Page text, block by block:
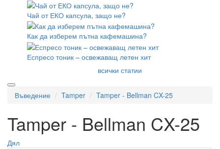
Чай от ЕКО капсула, защо не?
Как да изберем пътна кафемашина?
Еспресо тоник – освежаващ летен хит
всички статии
Въведение Tamper Tamper - Bellman CX-25
Tamper - Bellman CX-25
Дял